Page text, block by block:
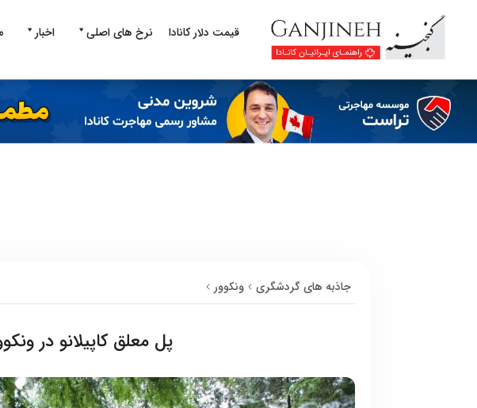
قیمت دلار کانادا نرخ های اصلی اخبار
جاذبه های گردشگری ونکوور
پل معلق کاپیلانو در